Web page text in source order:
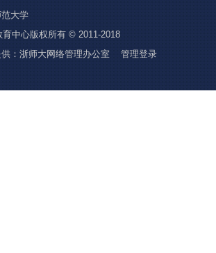
大学
育中心版权所有 © 2011-2018
供：浙师大网络管理办公室 管理登录